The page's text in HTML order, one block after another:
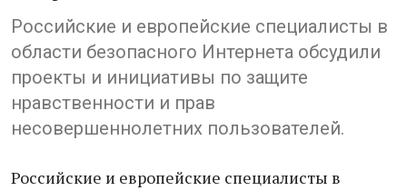
Российские и европейские специалисты в
области безопасного Интернета обсудили
проекты и инициативы по защите
нравственности и прав
несовершеннолетних пользователей.
Российские и европейские специалисты в